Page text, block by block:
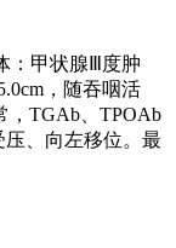
：甲状腺
度肿
，随吞咽活
， TGAb
TPOAb
、向左移位。最